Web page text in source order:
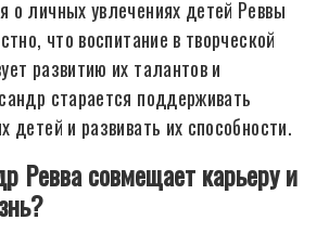
о личных увлечениях детей Реввы
что воспитание в творческой
развитию их талантов и
старается поддерживать
детей и развивать их способности.
Ревва совмещает карьеру и